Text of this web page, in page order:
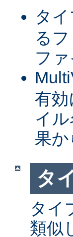
タ
る
フ
有
イ
果か
タ
タイ
類似